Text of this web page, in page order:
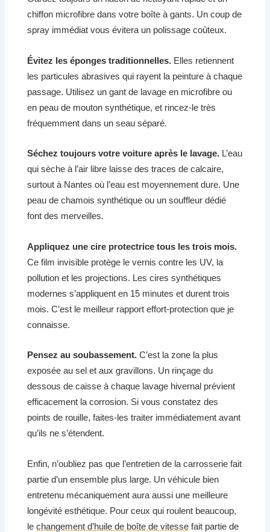
chiffon microfibre dans votre boîte à gants. Un coup de
spray immédiat vous évitera un polissage coûteux.
Évitez les éponges traditionnelles. Elles retiennent
les particules abrasives qui rayent la peinture à chaque
passage. Utilisez un gant de lavage en microfibre ou
en peau de mouton synthétique, et rincez-le très
fréquemment dans un seau séparé.
Séchez toujours votre voiture après le lavage. L’eau
qui sèche à l’air libre laisse des traces de calcaire,
surtout à Nantes où l’eau est moyennement dure. Une
peau de chamois synthétique ou un souffleur dédié
font des merveilles.
Appliquez une cire protectrice tous les trois mois.
Ce film invisible protège le vernis contre les UV, la
pollution et les projections. Les cires synthétiques
modernes s’appliquent en 15 minutes et durent trois
mois. C’est le meilleur rapport effort-protection que je
connaisse.
Pensez au soubassement. C’est la zone la plus
exposée au sel et aux gravillons. Un rinçage du
dessous de caisse à chaque lavage hivernal prévient
efficacement la corrosion. Si vous constatez des
points de rouille, faites-les traiter immédiatement avant
qu’ils ne s’étendent.
Enfin, n’oubliez pas que l’entretien de la carrosserie fait
partie d’un ensemble plus large. Un véhicule bien
entretenu mécaniquement aura aussi une meilleure
longévité esthétique. Pour ceux qui roulent beaucoup,
lechangement d’huile de boîte de vitesse fait partie de